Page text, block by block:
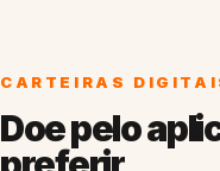
CARTEIRAS
Doe pelo